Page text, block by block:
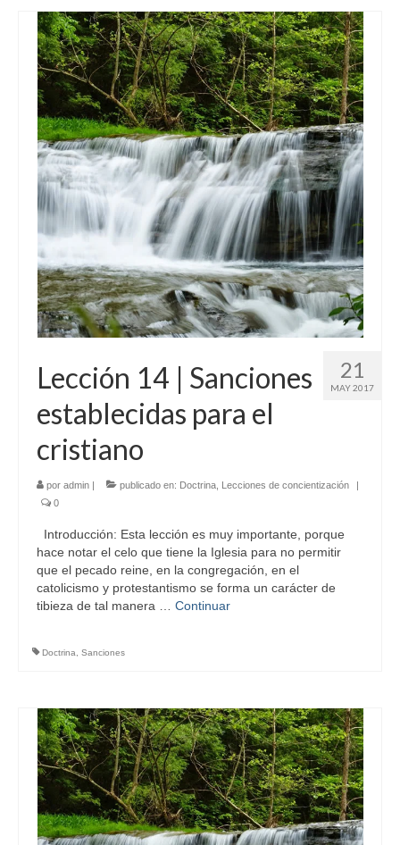
21
MAY 2017
Lección 14 | Sanciones
establecidas para el
cristiano
por admin | publicado en: Doctrina Lecciones de concientización
|
0
Introducción: Esta lección es muy importante, porque
hace notar el celo que tiene la Iglesia para no permitir
que el pecado reine, en la congregación, en el
catolicismo y protestantismo se forma un carácter de
tibieza de tal manera … Continuar
Doctrina Sanciones